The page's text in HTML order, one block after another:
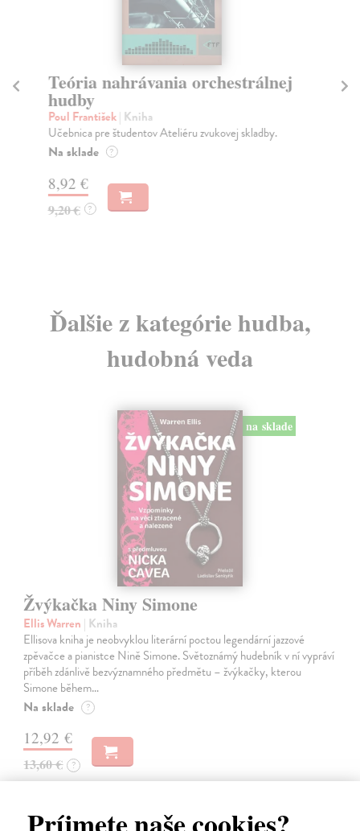
Teória nahrávania orchestrálnej
hudby
Poul František| Kniha
Učebnica pre študentov Ateliéru zvukovej skladby.
Na sklade ?
8,92 €
9,20 € ?
Ďalšie z kategórie hudba,
hudobná veda
na sklade
Žvýkačka Niny Simone
Ellis Warren | Kniha
Ellisova kniha je neobvyklou literární poctou legendární jazzové
zpěvačce a pianistce Nině Simone. Světoznámý hudebník v ní vypráví
příběh zdánlivě bezvýznamného předmětu – žvýkačky, kterou
Simone během…
Na sklade ?
12,92 €
13,60 € ?